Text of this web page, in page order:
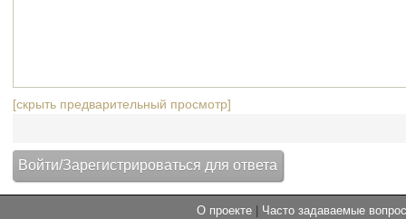
[скрыть предварительный просмотр]
О проекте Часто задаваемые